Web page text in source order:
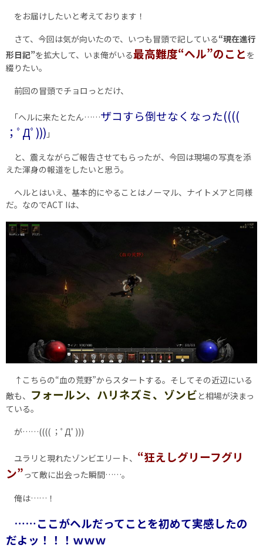
をお届けしたいと考えております！
さて、今回は気が向いたので、いつも冒頭で記している“現在進行
形日記”を拡大して、いま俺がいる最高難度“ヘル”のこと を
綴りたい。
前回の冒頭でチョロっとだけ、
｢ヘルに来たとたん……ザコすら倒せなくなった((((
；ﾟДﾟ))) ｣
と、震えながらご報告させてもらったが、今回は現場の写真を添
えた渾身の報道をしたいと思う。
ヘルとはいえ、基本的にやることはノーマル、ナイトメアと同様
だ。なのでACT Iは、
↑こちらの“血の荒野”からスタートする。そしてその近辺にいる
敵も、 フォールン、ハリネズミ、ゾンビ と相場が決まっ
ている。
が……(((( ；ﾟДﾟ)))
ユラリと現れたゾンビエリート、 “狂えしグリーフグリ
ン”って敵に出会った瞬間……。
俺は……！
……ここがヘルだってことを初めて実感したの
だよッ！！！ｗｗｗ